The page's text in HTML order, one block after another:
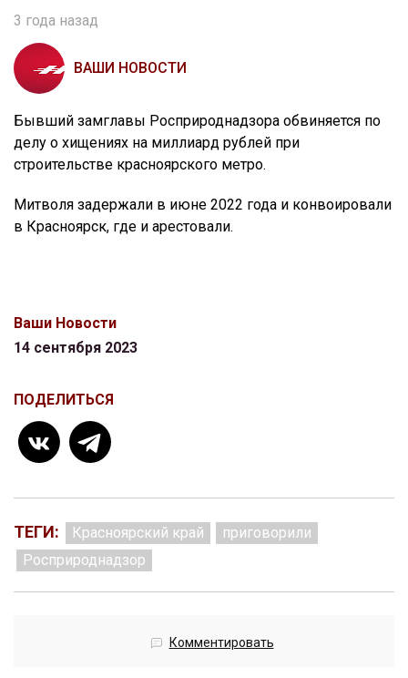
3 года назад
ВАШИ НОВОСТИ
Бывший замглавы Росприроднадзора обвиняется по
делу о хищениях на миллиард рублей при
строительстве красноярского метро.
Митволя задержали в июне 2022 года и конвоировали
в Красноярск, где и арестовали.
Ваши Новости
14 сентября 2023
ПОДЕЛИТЬСЯ
ТЕГИ: Красноярский край
приговорили
Росприроднадзор
Комментировать